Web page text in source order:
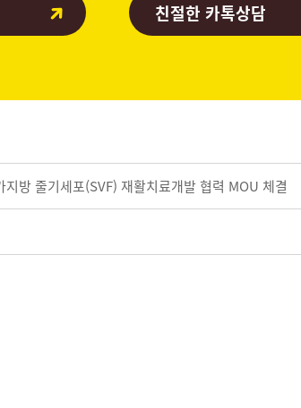
친절한 카톡상담
방 줄기세포(SVF) 재활치료개발 협력 MOU 체결